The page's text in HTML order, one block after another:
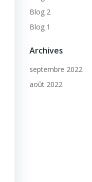
Blog 2
Blog 1
Archives
septembre 2022
août 2022